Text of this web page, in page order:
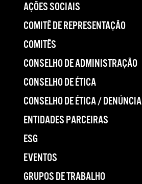
AÇÕES SOCIAIS
COMITÊ DE REPRESENTAÇÃO
COMITÊS
CONSELHO DE ADMINISTRAÇÃO
CONSELHO DE ÉTICA
CONSELHO DE ÉTICA / DENÚNCIA
ENTIDADES PARCEIRAS
ESG
EVENTOS
GRUPOS DE TRABALHO